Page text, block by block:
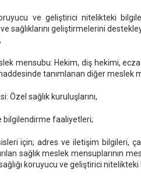
ve geliştirici nitelikteki
ve sağlıklarını geliştirmelerini
mensubu: Hekim, diş hekimi,
tanımlanan diğer meslek
Özel sağlık kuruluşlarını,
bilgilendirme faaliyetleri;
için; adres ve iletişim bilgileri,
sağlık meslek mensuplarının
koruyucu ve geliştirici nitelikteki